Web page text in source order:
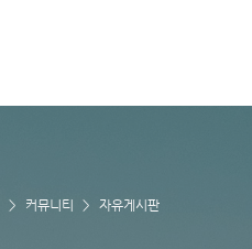
커뮤니티 자유게시판